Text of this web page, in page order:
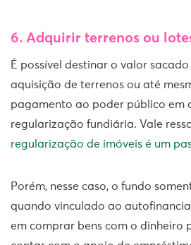
6. Adquirir terrenos ou
É possível destinar o valor sacado
aquisição de terrenos ou até
pagamento ao poder público em
regularização fundiária. Vale
regularização de imóveis é um
Porém, nesse caso, o fundo
quando vinculado ao
em comprar bens com o dinheiro